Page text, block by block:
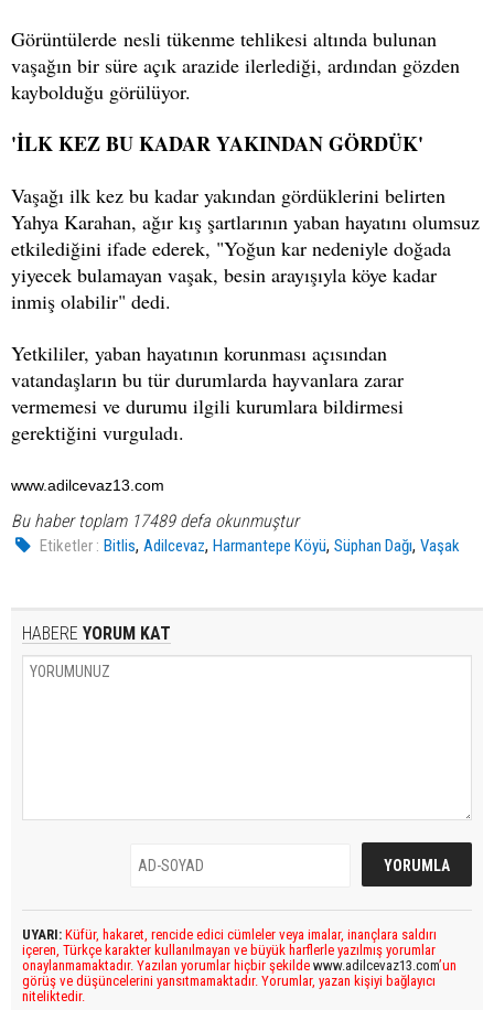
Görüntülerde nesli tükenme tehlikesi altında bulunan
vaşağın bir süre açık arazide ilerlediği, ardından gözden
kaybolduğu görülüyor.
'İLK KEZ BU KADAR YAKINDAN GÖRDÜK'
Vaşağı ilk kez bu kadar yakından gördüklerini belirten
Yahya Karahan, ağır kış şartlarının yaban hayatını olumsuz
etkilediğini ifade ederek, "Yoğun kar nedeniyle doğada
yiyecek bulamayan vaşak, besin arayışıyla köye kadar
inmiş olabilir" dedi.
Yetkililer, yaban hayatının korunması açısından
vatandaşların bu tür durumlarda hayvanlara zarar
vermemesi ve durumu ilgili kurumlara bildirmesi
gerektiğini vurguladı.
www.adilcevaz13.com
Bu haber toplam 17489 defa okunmuştur
Etiketler : Bitlis,Adilcevaz,Harmantepe Köyü,Süphan Dağı,Vaşak
HABERE YORUM KAT
UYARI: Küfür, hakaret, rencide edici cümleler veya imalar, inançlara saldırı
içeren, Türkçe karakter kullanılmayan ve büyük harflerle yazılmış yorumlar
onaylanmamaktadır. Yazılan yorumlar hiçbir şekilde www.adilcevaz13.com’un
görüş ve düşüncelerini yansıtmamaktadır. Yorumlar, yazan kişiyi bağlayıcı
niteliktedir.